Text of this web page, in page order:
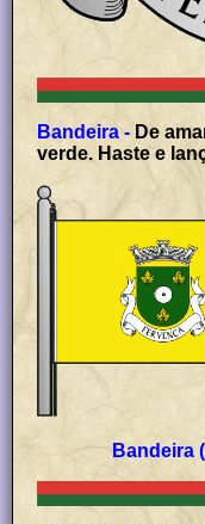
Bandeira - De
verde. Haste e
Bandeira